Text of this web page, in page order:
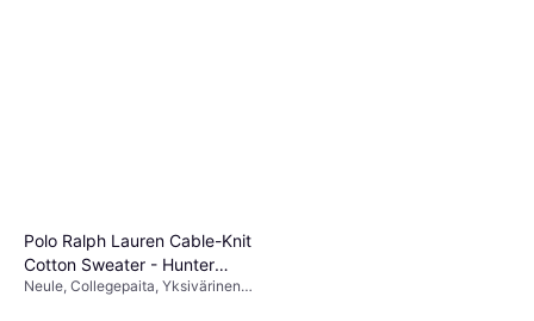
Polo Ralph Lauren Cable-Knit
Cotton Sweater - Hunter
Navy
Neule, Collegepaita, Yksivärinen,